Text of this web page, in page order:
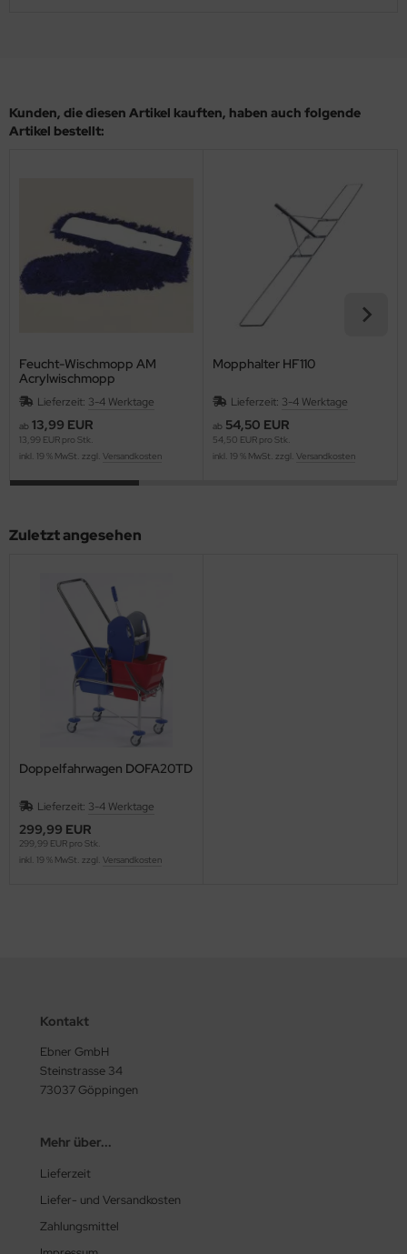
Kunden, die diesen Artikel kauften, haben auch folgende
Artikel bestellt:
Feucht-Wischmopp AM
Acrylwischmopp
Lieferzeit: 3-4 Werktage
ab 13,99 EUR
13,99 EUR pro Stk.
inkl. 19 % MwSt. zzgl. Versandkosten
Mopphalter HF110
Lieferzeit: 3-4 Werktage
ab 54,50 EUR
54,50 EUR pro Stk.
inkl. 19 % MwSt. zzgl. Versandkosten
Zuletzt angesehen
Doppelfahrwagen DOFA20TD
Lieferzeit: 3-4 Werktage
299,99 EUR
299,99 EUR pro Stk.
inkl. 19 % MwSt. zzgl. Versandkosten
Kontakt
Ebner GmbH
Steinstrasse 34
73037 Göppingen
Mehr über...
Lieferzeit
Liefer- und Versandkosten
Zahlungsmittel